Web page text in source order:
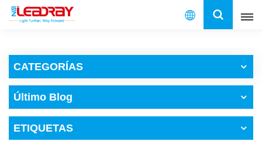
Español
CATEGORÍAS
Último Blog
ETIQUETAS